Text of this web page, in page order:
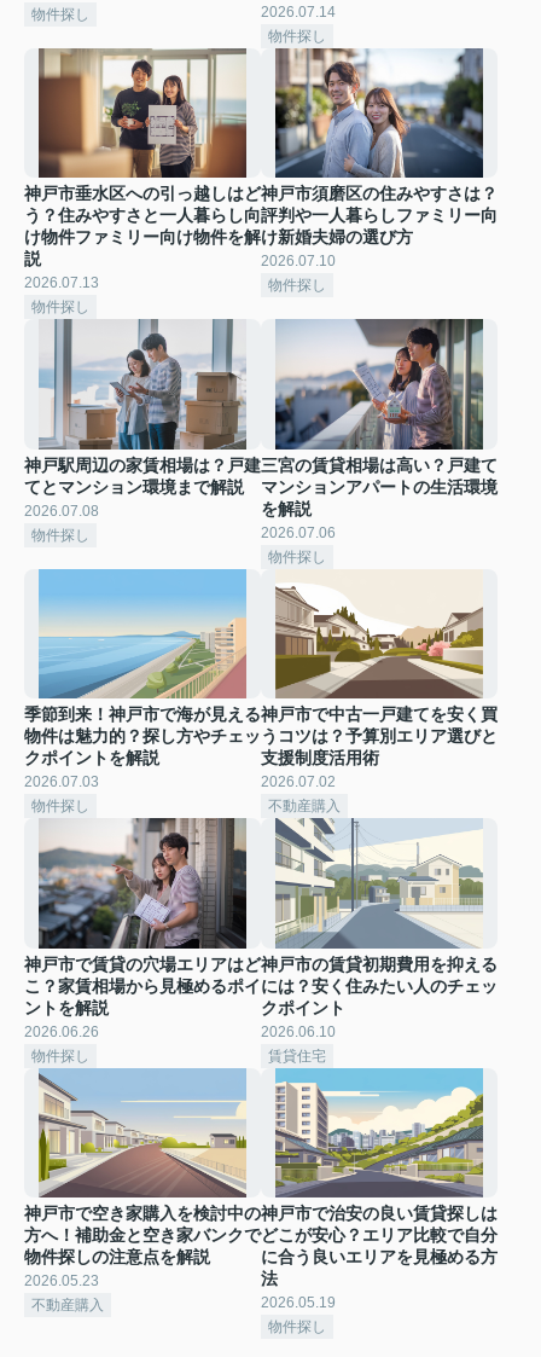
物件探し
2026.07.14
物件探し
神戸市垂水区への引っ越しはど
う？住みやすさと一人暮らし向
け物件ファミリー向け物件を解
説
2026.07.13
物件探し
神戸市須磨区の住みやすさは？
評判や一人暮らしファミリー向
け新婚夫婦の選び方
2026.07.10
物件探し
神戸駅周辺の家賃相場は？戸建
てとマンション環境まで解説
2026.07.08
物件探し
三宮の賃貸相場は高い？戸建て
マンションアパートの生活環境
を解説
2026.07.06
物件探し
季節到来！神戸市で海が見える
物件は魅力的？探し方やチェッ
クポイントを解説
2026.07.03
物件探し
神戸市で中古一戸建てを安く買
うコツは？予算別エリア選びと
支援制度活用術
2026.07.02
不動産購入
神戸市で賃貸の穴場エリアはど
こ？家賃相場から見極めるポイ
ントを解説
2026.06.26
物件探し
神戸市の賃貸初期費用を抑える
には？安く住みたい人のチェッ
クポイント
2026.06.10
賃貸住宅
神戸市で空き家購入を検討中の
方へ！補助金と空き家バンクで
物件探しの注意点を解説
2026.05.23
不動産購入
神戸市で治安の良い賃貸探しは
どこが安心？エリア比較で自分
に合う良いエリアを見極める方
法
2026.05.19
物件探し